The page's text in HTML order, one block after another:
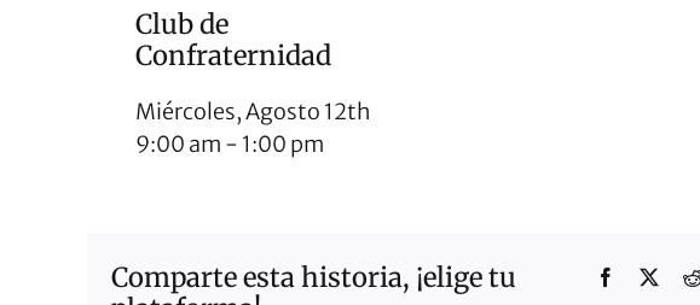
Club de
Confraternidad
Miércoles, Agosto 12th
9:00 am - 1:00 pm
Comparte esta historia, ¡elige tu
Facebook